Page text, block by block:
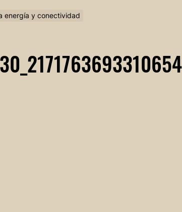
energía y conectividad